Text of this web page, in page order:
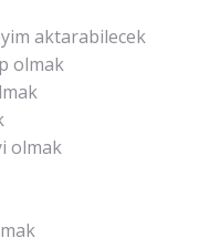
aktarabilecek
olmak
olmak